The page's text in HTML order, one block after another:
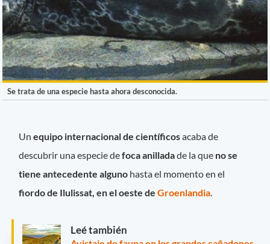
Se trata de una especie hasta ahora desconocida.
Unequipo internacional de científicosacaba de
descubrir una especie defoca anilladade la que no se
tiene antecedente alguno hasta el momento en el
fiordo de Ilulissat, en el oeste deGroenlandia
Leé también